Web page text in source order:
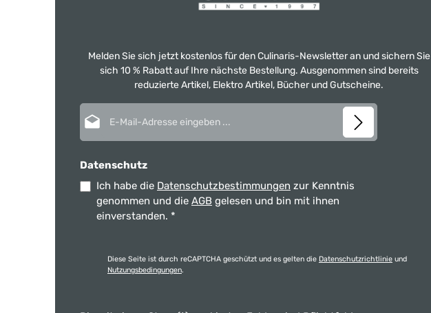
Melden Sie sich jetzt kostenlos für den Culinaris-Newsletter an und sichern Sie
sich 10 % Rabatt auf Ihre nächste Bestellung. Ausgenommen sind bereits
reduzierte Artikel, Elektro Artikel, Bücher und Gutscheine.
Datenschutz
Ich habe die Datenschutzbestimmungen zur Kenntnis
genommen und die AGB gelesen und bin mit ihnen
einverstanden. *
Diese Seite ist durch reCAPTCHA geschützt und es gelten die Datenschutzrichtlinie und
Nutzungsbedingungen.